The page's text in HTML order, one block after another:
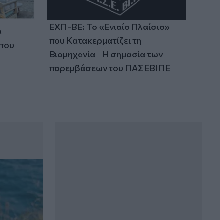
ΕΧΠ-ΒΕ: Το «Ενιαίο Πλαίσιο»
που Κατακερματίζει τη
Βιομηχανία - Η σημασία των
παρεμβάσεων του ΠΑΣΕΒΙΠΕ